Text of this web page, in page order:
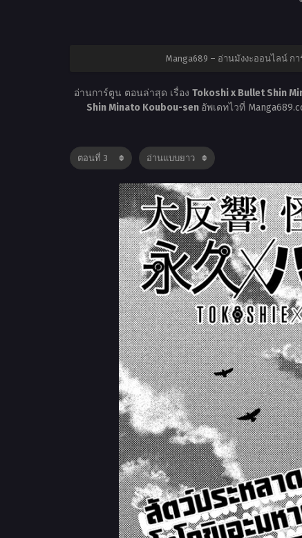
Manga689 – อ่านมังงะออนไลน์ ก
อ่านการ์ตูน ตอนล่าสุด เรื่อง Tokoshi x Bullet Shin
Shin Minato Koubou-sen อัพเดทไวที่